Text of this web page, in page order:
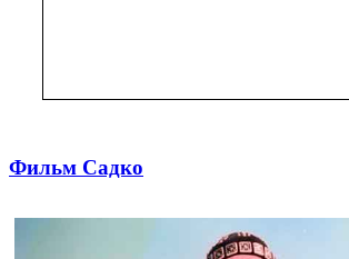
Фильм Садко